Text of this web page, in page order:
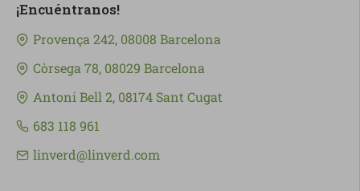
¡Encuéntranos!
Provença 242, 08008 Barcelona
Còrsega 78, 08029 Barcelona
Antoni Bell 2, 08174 Sant Cugat
683 118 961
linverd@linverd.com